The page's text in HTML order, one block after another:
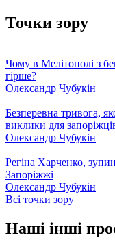
Точки зору
Чому в Мелітополі з
гірше?
Олександр Чубукін
Безперевна тривога,
виклики для
Олександр Чубукін
Регіна Харченко,
Запоріжжі
Олександр Чубукін
Всі точки зору
Наші інші